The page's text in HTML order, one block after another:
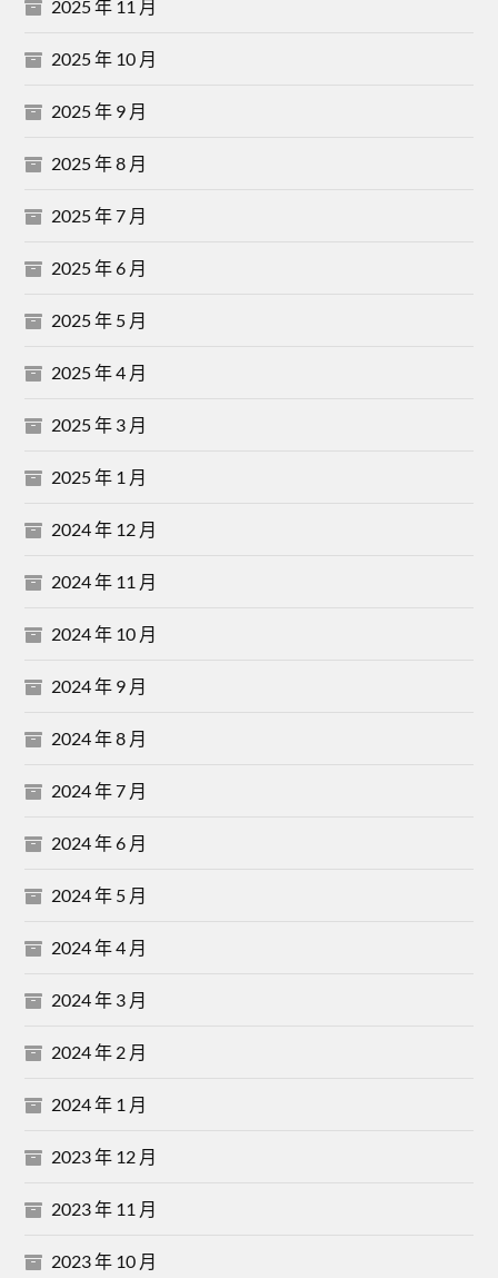
2025 年 11 月
2025 年 10 月
2025 年 9 月
2025 年 8 月
2025 年 7 月
2025 年 6 月
2025 年 5 月
2025 年 4 月
2025 年 3 月
2025 年 1 月
2024 年 12 月
2024 年 11 月
2024 年 10 月
2024 年 9 月
2024 年 8 月
2024 年 7 月
2024 年 6 月
2024 年 5 月
2024 年 4 月
2024 年 3 月
2024 年 2 月
2024 年 1 月
2023 年 12 月
2023 年 11 月
2023 年 10 月